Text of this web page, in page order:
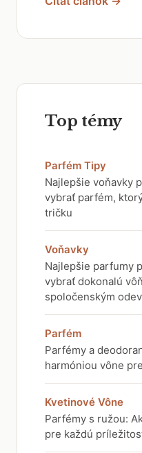
Top témy
Parfém Tipy
Najlepšie voňavky
vybrať parfém,
tričku
Voňavky
Najlepšie parfumy
vybrať dokonalú
spoločenským
Parfém
Parfémy a
harmóniou vône
Kvetinové Vône
Parfémy s ružou:
pre každú